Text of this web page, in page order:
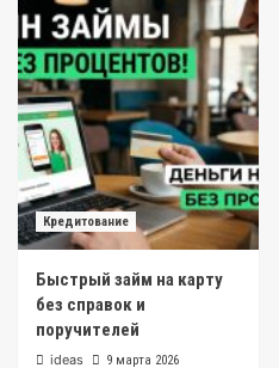
Кредитование
Быстрый займ на карту
без справок и
поручителей
ideas 9 марта 2026